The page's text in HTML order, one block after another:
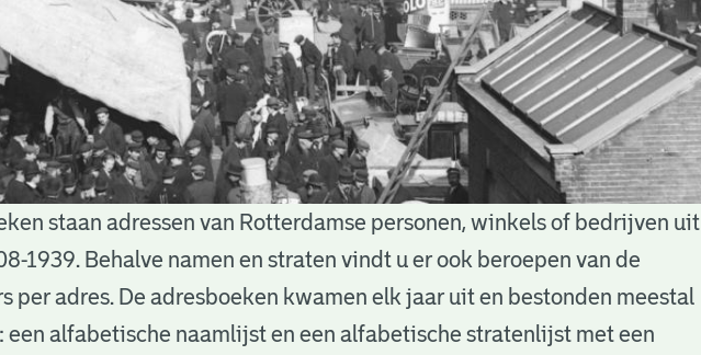
staan adressen van Rotterdamse personen, winkels of bedrijven uit
1939. Behalve namen en straten vindt u er ook beroepen van de
per adres. De adresboeken kwamen elk jaar uit en bestonden meestal
een alfabetische naamlijst en een alfabetische stratenlijst met een